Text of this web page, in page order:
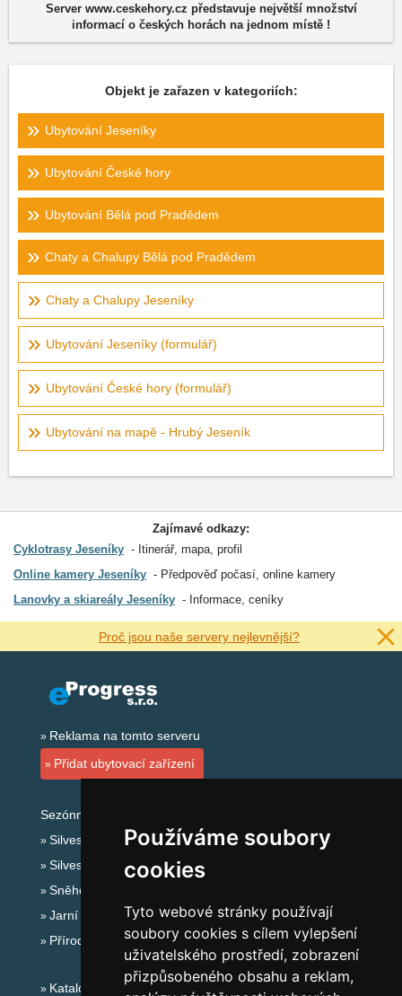
Používáme soubory
cookies
Tyto webové stránky používají
soubory cookies s cílem vylepšení
uživatelského prostředí, zobrazení
přizpůsobeného obsahu a reklam,
Server www.ceskehory.cz představuje největší množství
informací o českých horách na jednom místě !
Objekt je zařazen v kategoriích:
Ubytování Jeseníky
Ubytování České hory
Ubytování Bělá pod Pradědem
Chaty a Chalupy Bělá pod Pradědem
Chaty a Chalupy Jeseníky
Ubytování Jeseníky (formulář)
Ubytování České hory (formulář)
Ubytování na mapě - Hrubý Jeseník
Zajímavé odkazy:
Cyklotrasy Jeseníky
Itinerář, mapa, profil
Online kamery Jeseníky
Předpověď počasí, online kamery
Lanovky a skiareály Jeseníky
Informace, ceníky
Proč jsou naše servery nejlevnější?
Reklama na tomto serveru
Přidat ubytovací zařízení
Sezónní odkazy:
Silvester Jeseníky
Silvestr na horách 2025/26
Sněhové zpravodajství
Jarní prázdniny 2027
Přírodní koupaliště
Katalog ubytování Jeseníky